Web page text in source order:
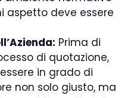
aspetto deve essere
Prima di
di quotazione,
in grado di
non solo giusto, ma